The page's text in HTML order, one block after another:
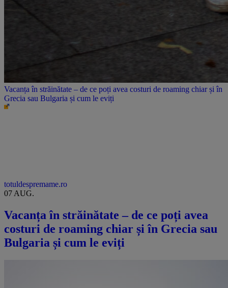
Vacanța în străinătate – de ce poți avea costuri de roaming chiar și în
Grecia sau Bulgaria și cum le eviți
totuldespremame.ro
07 AUG.
Vacanța în străinătate – de ce poți avea
costuri de roaming chiar și în Grecia sau
Bulgaria și cum le eviți